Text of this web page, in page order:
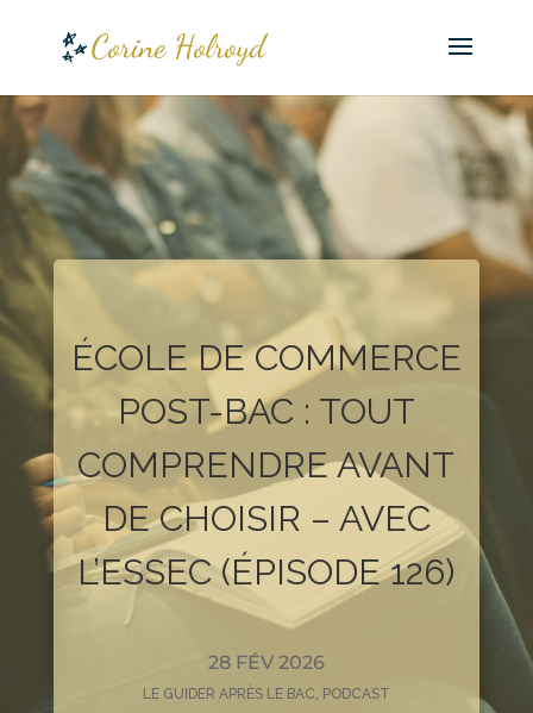
ÉCOLE DE COMMERCE
POST-BAC : TOUT
COMPRENDRE AVANT
DE CHOISIR – AVEC
L’ESSEC (ÉPISODE 126)
28 FÉV 2026
LE GUIDER APRÈS LE BAC, PODCAST